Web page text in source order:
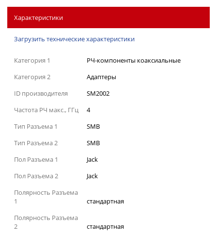
Характеристики
Загрузить технические характеристики
Категория 1
РЧ-компоненты коаксиальные
Категория 2
Адаптеры
ID производителя
SM2002
Частота РЧ макс., ГГц
4
Тип Разъема 1
SMB
Тип Разъема 2
SMB
Пол Разъема 1
Jack
Пол Разъема 2
Jack
Полярность Разъема
1
стандартная
Полярность Разъема
2
стандартная